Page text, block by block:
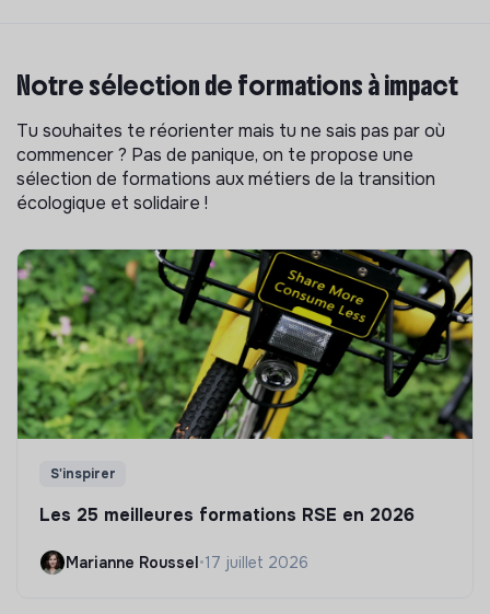
Notre sélection de formations à impact
Tu souhaites te réorienter mais tu ne sais pas par où
commencer ? Pas de panique, on te propose une
sélection de formations aux métiers de la transition
écologique et solidaire !
S'inspirer
Les 25 meilleures formations RSE en 2026
Marianne Roussel•17 juillet 2026